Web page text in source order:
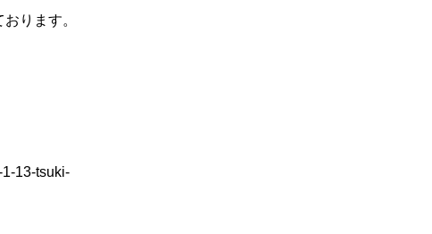
ります。
13-tsuki-